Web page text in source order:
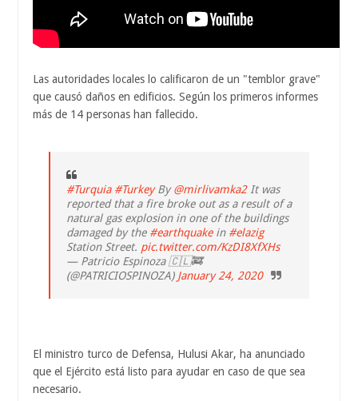
Las autoridades locales lo calificaron de un "temblor grave"
que causó daños en edificios. Según los primeros informes
más de 14 personas han fallecido.
#Turquia #TurkeyBy@mirlivamka2It was
reported that a fire broke out as a result of a
natural gas explosion in one of the buildings
damaged by the #earthquakein #elazig
Station Street. pic.twitter.com/KzDI8XfXHs
— Patricio Espinoza 🇨🇱🚒
(@PATRICIOSPINOZA) January 24, 2020
El ministro turco de Defensa, Hulusi Akar, ha anunciado
que el Ejército está listo para ayudar en caso de que sea
necesario.